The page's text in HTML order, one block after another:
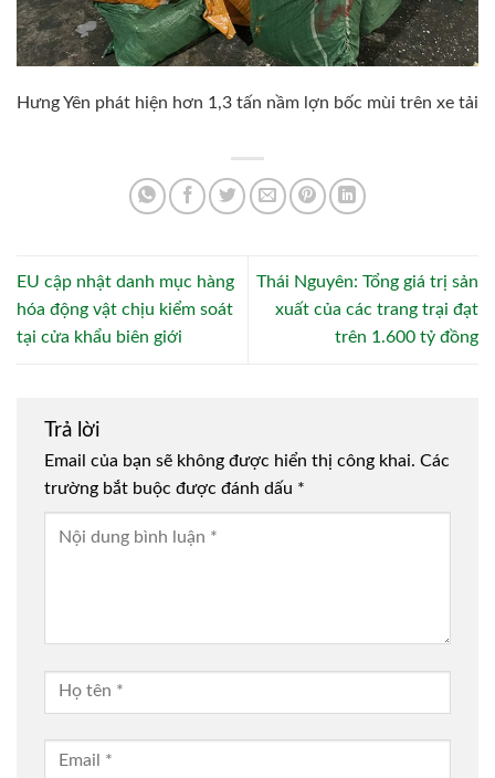
Hưng Yên phát hiện hơn 1,3 tấn nầm lợn bốc mùi trên xe tải
EU cập nhật danh mục hàng
hóa động vật chịu kiểm soát
tại cửa khẩu biên giới
Thái Nguyên: Tổng giá trị sản
xuất của các trang trại đạt
trên 1.600 tỷ đồng
Trả lời
Email của bạn sẽ không được hiển thị công khai. Các
trường bắt buộc được đánh dấu *